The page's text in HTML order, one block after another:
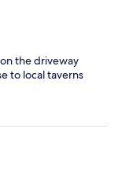
the driveway
to local taverns